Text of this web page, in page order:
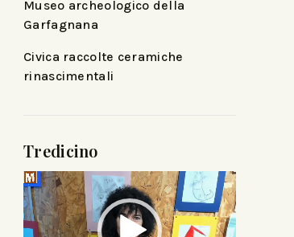
Museo archeologico della
Garfagnana
Civica raccolte ceramiche
rinascimentali
Tredicino
Video
Player